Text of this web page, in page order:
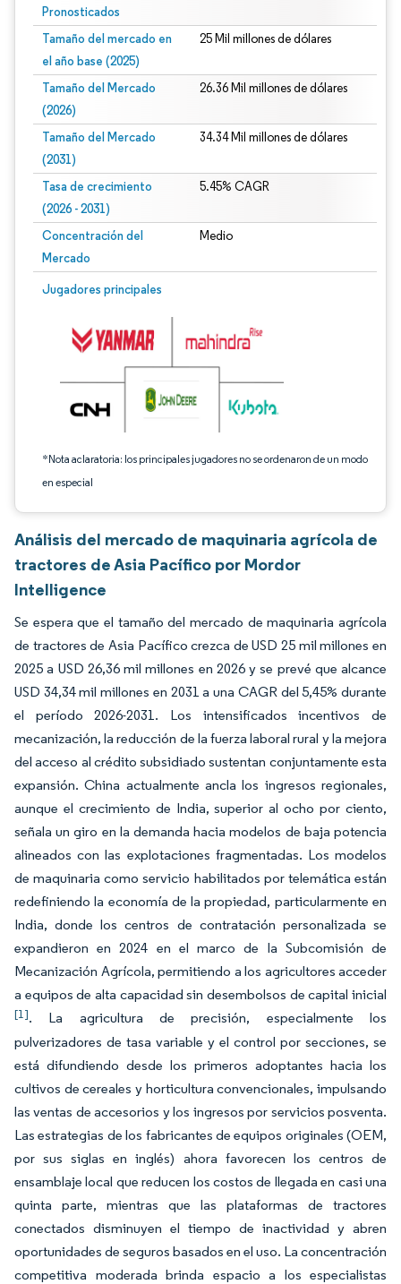
Pronosticados
Tamaño del mercado en
el año base (2025)
25 Mil millones de dólares
Tamaño del Mercado
(2026)
26.36 Mil millones de dólares
Tamaño del Mercado
(2031)
34.34 Mil millones de dólares
Tasa de crecimiento
(2026 - 2031)
5.45% CAGR
Concentración del
Mercado
Medio
Jugadores principales
*Nota aclaratoria: los principales jugadores no se ordenaron de un modo
en especial
Imagen © Mordor Intelligence. El uso requiere atribución según CC BY 4.0.
Análisis del mercado de maquinaria agrícola de
tractores de Asia Pacífico por Mordor
Intelligence
Se espera que el tamaño del mercado de maquinaria agrícola
de tractores de Asia Pacífico crezca de USD 25 mil millones en
2025 a USD 26,36 mil millones en 2026 y se prevé que alcance
USD 34,34 mil millones en 2031 a una CAGR del 5,45% durante
el período 2026-2031. Los intensificados incentivos de
mecanización, la reducción de la fuerza laboral rural y la mejora
del acceso al crédito subsidiado sustentan conjuntamente esta
expansión. China actualmente ancla los ingresos regionales,
aunque el crecimiento de India, superior al ocho por ciento,
señala un giro en la demanda hacia modelos de baja potencia
alineados con las explotaciones fragmentadas. Los modelos
de maquinaria como servicio habilitados por telemática están
redefiniendo la economía de la propiedad, particularmente en
India, donde los centros de contratación personalizada se
expandieron en 2024 en el marco de la Subcomisión de
Mecanización Agrícola, permitiendo a los agricultores acceder
a equipos de alta capacidad sin desembolsos de capital inicial
[1]. La agricultura de precisión, especialmente los
pulverizadores de tasa variable y el control por secciones, se
está difundiendo desde los primeros adoptantes hacia los
cultivos de cereales y horticultura convencionales, impulsando
las ventas de accesorios y los ingresos por servicios posventa.
Las estrategias de los fabricantes de equipos originales (OEM,
por sus siglas en inglés) ahora favorecen los centros de
ensamblaje local que reducen los costos de llegada en casi una
quinta parte, mientras que las plataformas de tractores
conectados disminuyen el tiempo de inactividad y abren
oportunidades de seguros basados en el uso. La concentración
competitiva moderada brinda espacio a los especialistas